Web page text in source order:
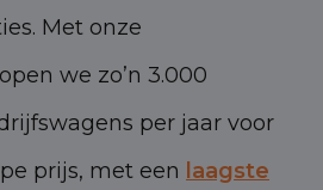
Met onze
we zo’n 3.000
per jaar voor
prijs, met een laagste